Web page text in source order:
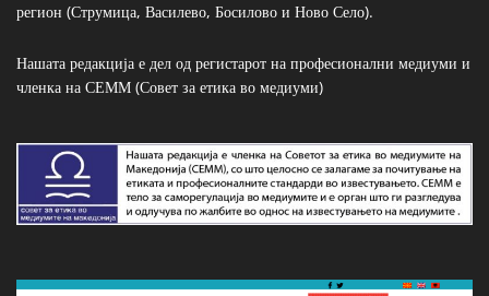
регион (Струмица, Василево, Босилово и Ново Село).
Нашата редакција е дел од регистарот на професионални медиуми и
членка на СЕММ (Совет за етика во медиуми)